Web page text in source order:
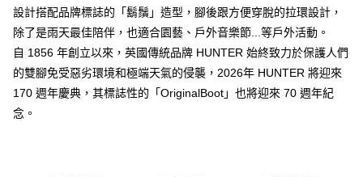
免運費
新竹貨運
免運費
貨到付款
每筆NT$110，滿NT$2,000(含以上)免運費
設計搭配品牌標誌的「鬍鬚」造型，腳後跟方便穿脫的拉環設計，
除了是雨天最佳陪伴，也適合園藝、戶外音樂節...等戶外活動。
自 1856 年創立以來，英國傳統品牌 HUNTER 始終致力於保護人們
的雙腳免受惡劣環境和極端天氣的侵襲，2026年 HUNTER 將迎來
170 週年慶典，其標誌性的「OriginalBoot」也將迎來 70 週年紀
念。